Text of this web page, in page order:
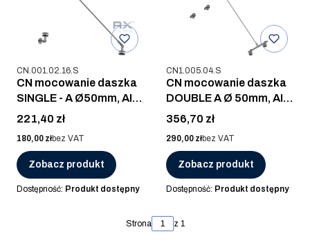
Kod produktu
CN.001.02.16.S
CN mocowanie daszka
SINGLE - A Ø50mm, AISI
316, SZLIF
Cena
221,40 zł
Cena
180,00 złbez VAT
Zobacz produkt
Dostępność: Produkt dostępny
Kod produktu
CN1.005.04.S
CN mocowanie daszka
DOUBLE A Ø 50mm, AISI
304, SZLIF
Cena
356,70 zł
Cena
290,00 złbez VAT
Zobacz produkt
Dostępność: Produkt dostępny
Strona z 1